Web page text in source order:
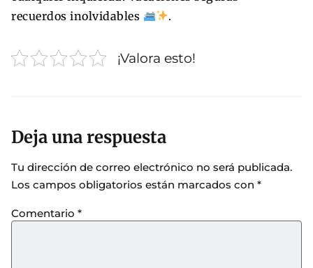
recuerdos inolvidables
.
¡Valora esto!
Deja una respuesta
Tu dirección de correo electrónico no será publicada.
Los campos obligatorios están marcados con *
Comentario *